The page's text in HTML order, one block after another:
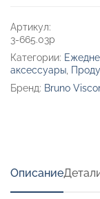
Артикул:
3-665.03p
Категории:
аксессуары
Бренд: Bruno
Описание